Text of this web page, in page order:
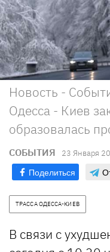
Новость -
Одесса - Киев
образовалась
СОБЫТИЯ 23 Января
Поделиться
ТРАССА ОДЕССА-КИЕВ
В связи с